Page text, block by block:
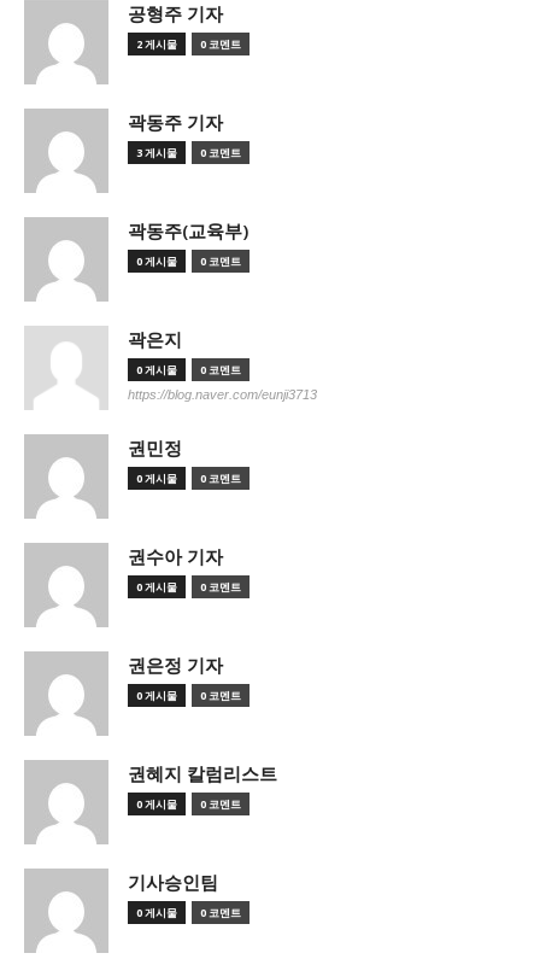
공형주 기자
2 게시물 0 코멘트
곽동주 기자
3 게시물 0 코멘트
곽동주(교육부)
0 게시물 0 코멘트
곽은지
0 게시물 0 코멘트
https://blog.naver.com/eunji3713
권민정
0 게시물 0 코멘트
권수아 기자
0 게시물 0 코멘트
권은정 기자
0 게시물 0 코멘트
권혜지 칼럼리스트
0 게시물 0 코멘트
기사승인팀
0 게시물 0 코멘트